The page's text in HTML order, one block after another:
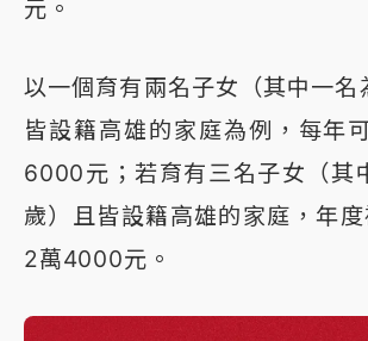
元。
以一個育有兩名子女（其中一名
皆設籍高雄的家庭為例，每年
6000元；若育有三名子女（其
歲）且皆設籍高雄的家庭，年
2萬4000元。